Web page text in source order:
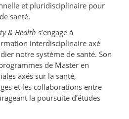
et pluridisciplinaire pour
santé.
& Health s’engage à
interdisciplinaire axé
notre système de santé. Son
de Master en
axés sur la santé,
et les collaborations entre
la poursuite d’études